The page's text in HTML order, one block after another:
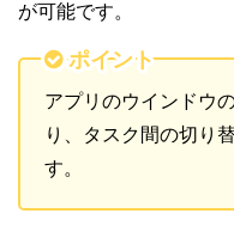
が可能です。
ポイント
アプリのウインドウ
り、タスク間の切り
す。